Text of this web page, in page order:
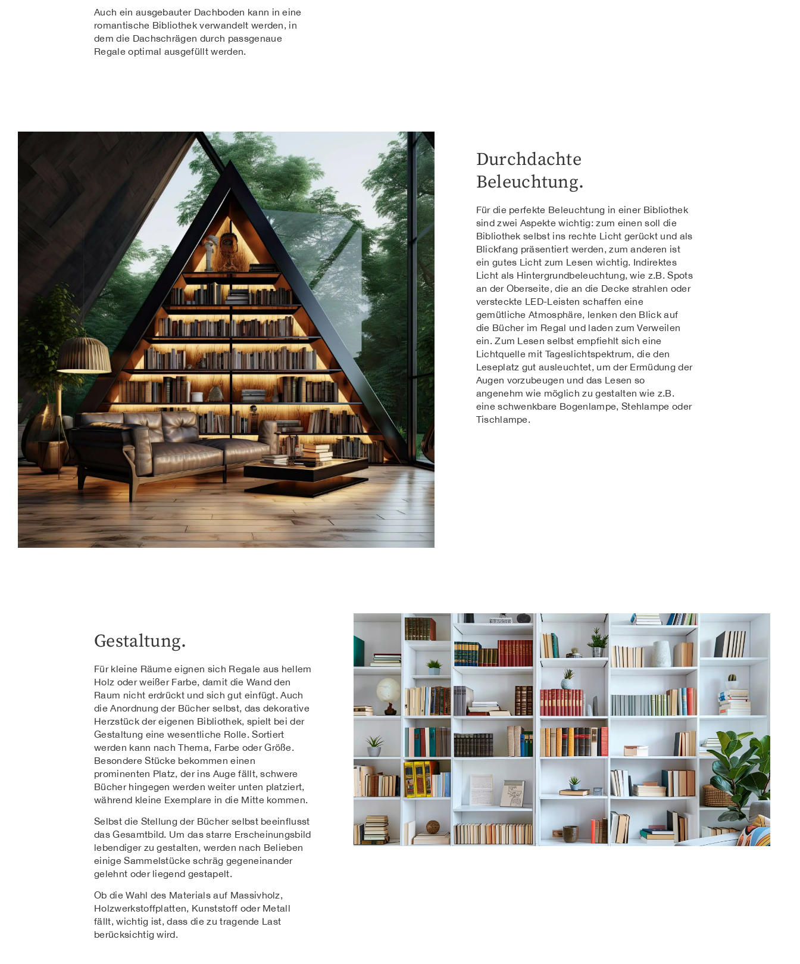
Auch ein ausgebauter Dachboden kann in eine
romantische Bibliothek verwandelt werden, in
dem die Dachschrägen durch passgenaue
Regale optimal ausgefüllt werden.
Durchdachte
Beleuchtung.
Für die perfekte Beleuchtung in einer Bibliothek
sind zwei Aspekte wichtig: zum einen soll die
Bibliothek selbst ins rechte Licht gerückt und als
Blickfang präsentiert werden, zum anderen ist
ein gutes Licht zum Lesen wichtig. Indirektes
Licht als Hintergrundbeleuchtung, wie z.B. Spots
an der Oberseite, die an die Decke strahlen oder
versteckte LED-Leisten schaffen eine
gemütliche Atmosphäre, lenken den Blick auf
die Bücher im Regal und laden zum Verweilen
ein. Zum Lesen selbst empfiehlt sich eine
Lichtquelle mit Tageslichtspektrum, die den
Leseplatz gut ausleuchtet, um der Ermüdung der
Augen vorzubeugen und das Lesen so
angenehm wie möglich zu gestalten wie z.B.
eine schwenkbare Bogenlampe, Stehlampe oder
Tischlampe.
Gestaltung.
Für kleine Räume eignen sich Regale aus hellem
Holz oder weißer Farbe, damit die Wand den
Raum nicht erdrückt und sich gut einfügt. Auch
die Anordnung der Bücher selbst, das dekorative
Herzstück der eigenen Bibliothek, spielt bei der
Gestaltung eine wesentliche Rolle. Sortiert
werden kann nach Thema, Farbe oder Größe.
Besondere Stücke bekommen einen
prominenten Platz, der ins Auge fällt, schwere
Bücher hingegen werden weiter unten platziert,
während kleine Exemplare in die Mitte kommen.
Selbst die Stellung der Bücher selbst beeinflusst
das Gesamtbild. Um das starre Erscheinungsbild
lebendiger zu gestalten, werden nach Belieben
einige Sammelstücke schräg gegeneinander
gelehnt oder liegend gestapelt.
Ob die Wahl des Materials auf Massivholz,
Holzwerkstoffplatten, Kunststoff oder Metall
fällt, wichtig ist, dass die zu tragende Last
berücksichtig wird.